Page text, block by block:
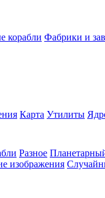
корабли Фабрики и
Карта Утилиты
Разное
изображения